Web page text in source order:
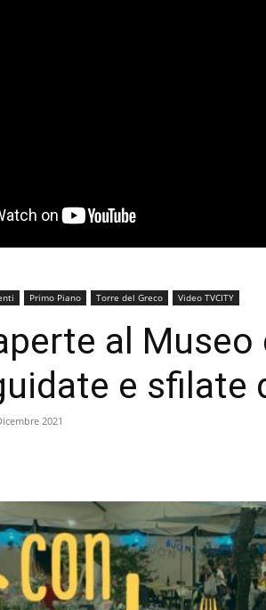
Primo Piano Torre del Greco Video TVCITY
al Museo
e sfilate
2021